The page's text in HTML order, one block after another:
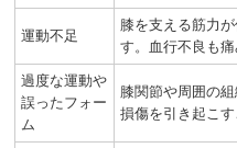
運動不足
膝を支える筋力
す。血行不良も痛
過度な運動や
誤ったフォー
ム
膝関節や周囲の
損傷を引き起こす